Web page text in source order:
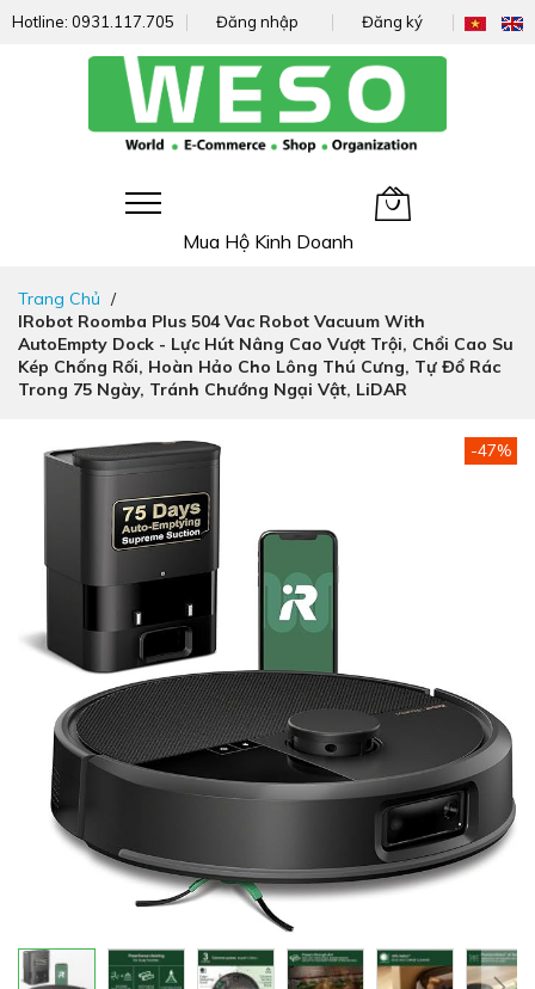
Hotline: 0931.117.705 Đăng nhập Đăng ký
Mua Hộ Kinh Doanh
nhanh
đến
nội
dung
Trang Chủ
IRobot Roomba Plus 504 Vac Robot Vacuum With
AutoEmpty Dock - Lực Hút Nâng Cao Vượt Trội, Chổi Cao Su
Kép Chống Rối, Hoàn Hảo Cho Lông Thú Cưng, Tự Đổ Rác
Trong 75 Ngày, Tránh Chướng Ngại Vật, LiDAR
Chuyển
hình
ảnh
-47%